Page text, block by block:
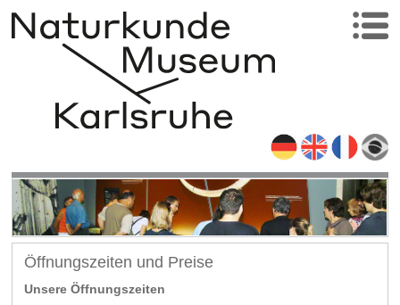
Öffnungszeiten und Preise
Unsere Öffnungszeiten